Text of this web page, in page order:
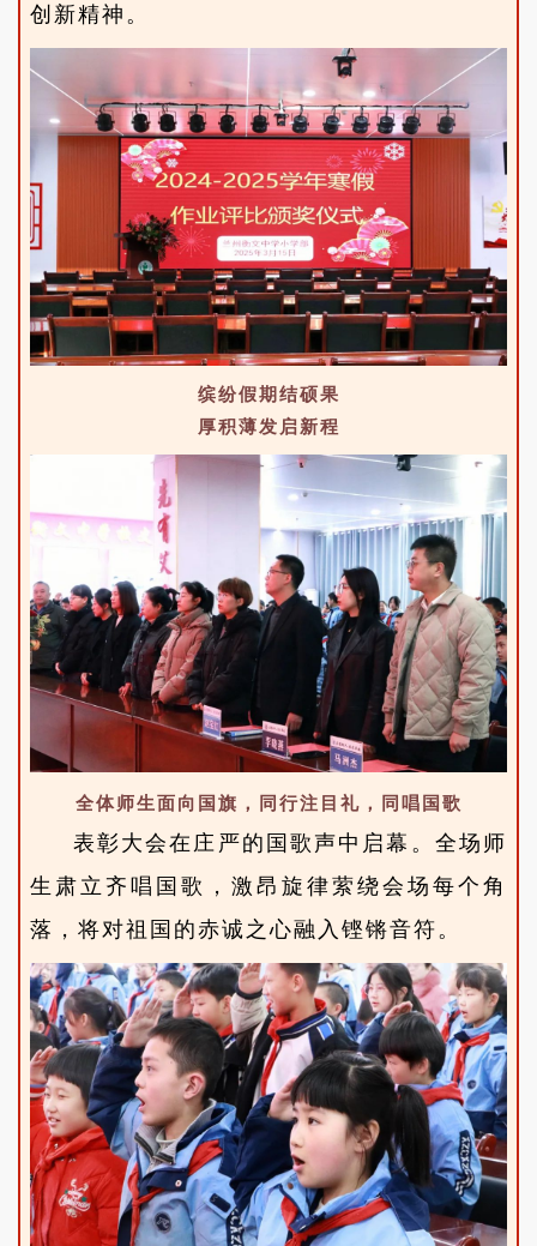
创新精神。
缤纷假期结硕果
厚积薄发启新程
全体师生面向国旗，同行注目礼，同唱国歌
表彰大会在庄严的国歌声中启幕。全场师
生肃立齐唱国歌，激昂旋律萦绕会场每个角
落，将对祖国的赤诚之心融入铿锵音符。